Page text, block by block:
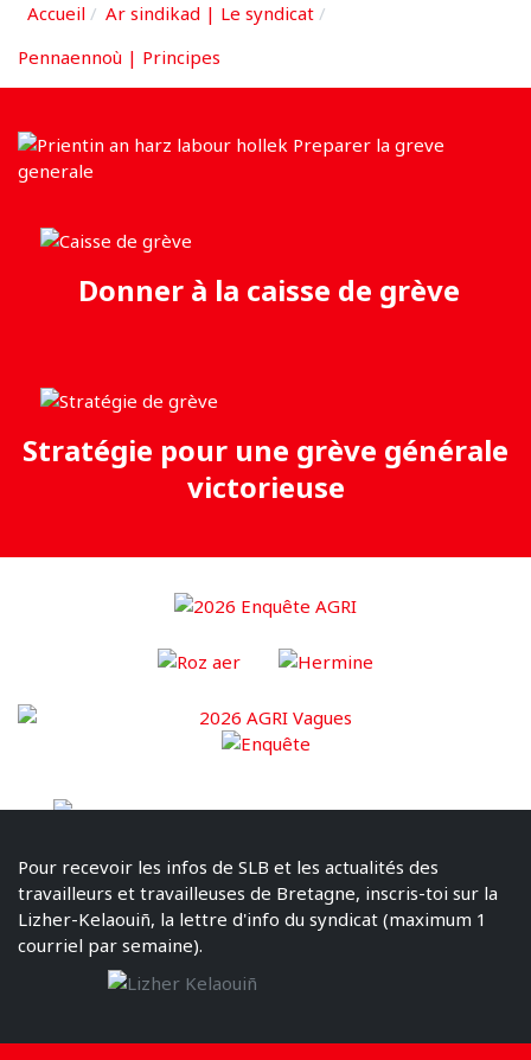
Accueil
Ar sindikad | Le syndicat
Pennaennoù | Principes
Donner à la caisse de grève
Stratégie pour une grève générale
victorieuse
Pour recevoir les infos de SLB et les actualités des
travailleurs et travailleuses de Bretagne, inscris-toi sur la
Lizher-Kelaouiñ, la lettre d'info du syndicat (maximum 1
courriel par semaine).